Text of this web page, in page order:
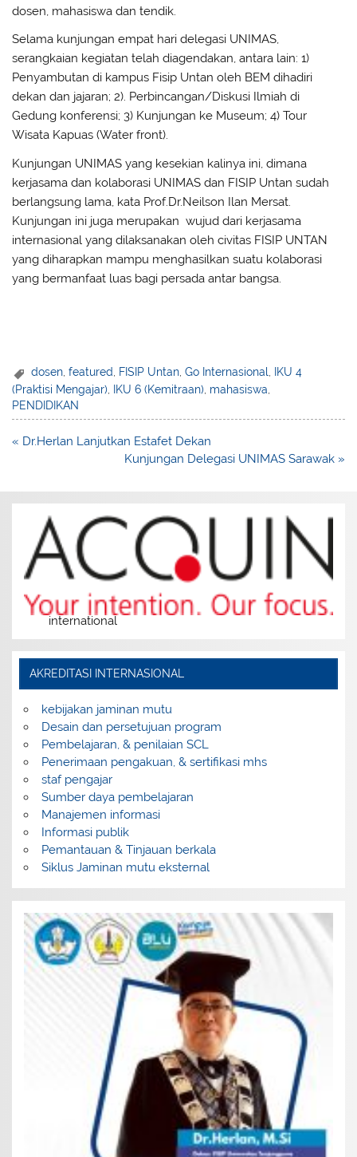
dosen, mahasiswa dan tendik.
Selama kunjungan empat hari delegasi UNIMAS,
serangkaian kegiatan telah diagendakan, antara lain: 1)
Penyambutan di kampus Fisip Untan oleh BEM dihadiri
dekan dan jajaran; 2). Perbincangan/Diskusi Ilmiah di
Gedung konferensi; 3) Kunjungan ke Museum; 4) Tour
Wisata Kapuas (Water front).
Kunjungan UNIMAS yang kesekian kalinya ini, dimana
kerjasama dan kolaborasi UNIMAS dan FISIP Untan sudah
berlangsung lama, kata Prof.Dr.Neilson Ilan Mersat.
Kunjungan ini juga merupakan wujud dari kerjasama
internasional yang dilaksanakan oleh civitas FISIP UNTAN
yang diharapkan mampu menghasilkan suatu kolaborasi
yang bermanfaat luas bagi persada antar bangsa.
dosen,featured, FISIP Untan,Go Internasional,
IKU 4
(Praktisi Mengajar)
IKU 6 (Kemitraan) mahasiswa
PENDIDIKAN
Post
« Dr.Herlan Lanjutkan Estafet Dekan
Kunjungan Delegasi UNIMAS Sarawak »
international
AKREDITASI INTERNASIONAL
kebijakan jaminan mutu
Desain dan persetujuan program
Pembelajaran, & penilaian SCL
Penerimaan pengakuan, & sertifikasi mhs
staf pengajar
Sumber daya pembelajaran
Manajemen informasi
Informasi publik
Pemantauan & Tinjauan berkala
Siklus Jaminan mutu eksternal